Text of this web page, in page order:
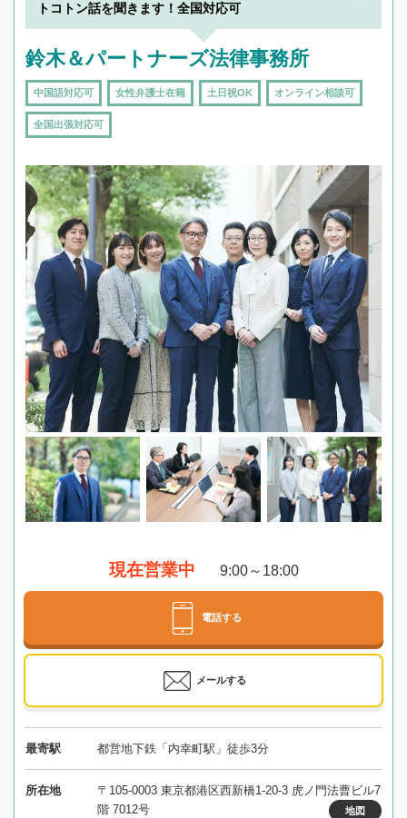
トコトン話を聞きます！全国対応可
鈴木＆パートナーズ法律事務所
中国語対応可 女性弁護士在籍 土日祝OK オンライン相談可
全国出張対応可
現在営業中 9:00～18:00
電話する
メールする
最寄駅 都営地下鉄「内幸町駅」徒歩3分
所在地
〒105-0003 東京都港区西新橋1-20-3 虎ノ門法曹ビル7
階 7012号
地図